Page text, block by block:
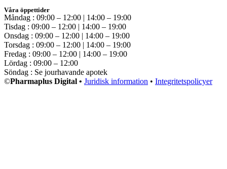
Våra öppettider
Måndag : 09:00 – 12:00 | 14:00 – 19:00
Tisdag : 09:00 – 12:00 | 14:00 – 19:00
Onsdag : 09:00 – 12:00 | 14:00 – 19:00
Torsdag : 09:00 – 12:00 | 14:00 – 19:00
Fredag : 09:00 – 12:00 | 14:00 – 19:00
Lördag : 09:00 – 12:00
Söndag : Se jourhavande apotek
©Pharmaplus Digital • Juridisk information • Integritetspolicyer